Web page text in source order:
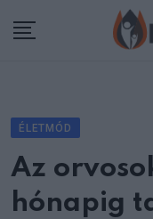
ÉLETMÓD
Az
hónapig